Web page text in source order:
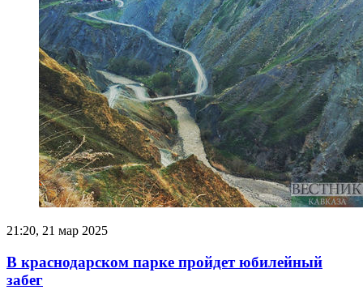
21:20, 21 мар 2025
В краснодарском парке пройдет юбилейный
забег